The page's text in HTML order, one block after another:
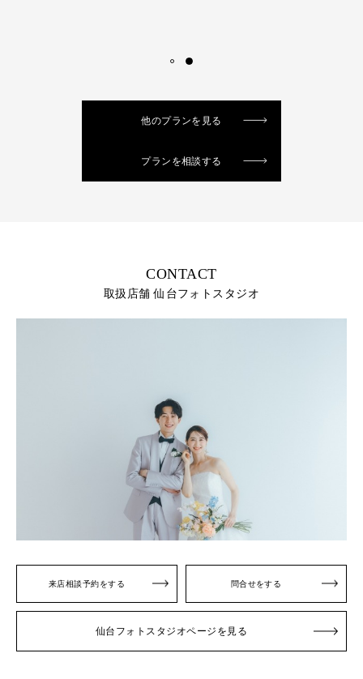
他のプランを見る
プランを相談する
CONTACT
取扱店舗 仙台フォトスタジオ
来店相談予約をする 問合せをする
仙台フォトスタジオページを見る